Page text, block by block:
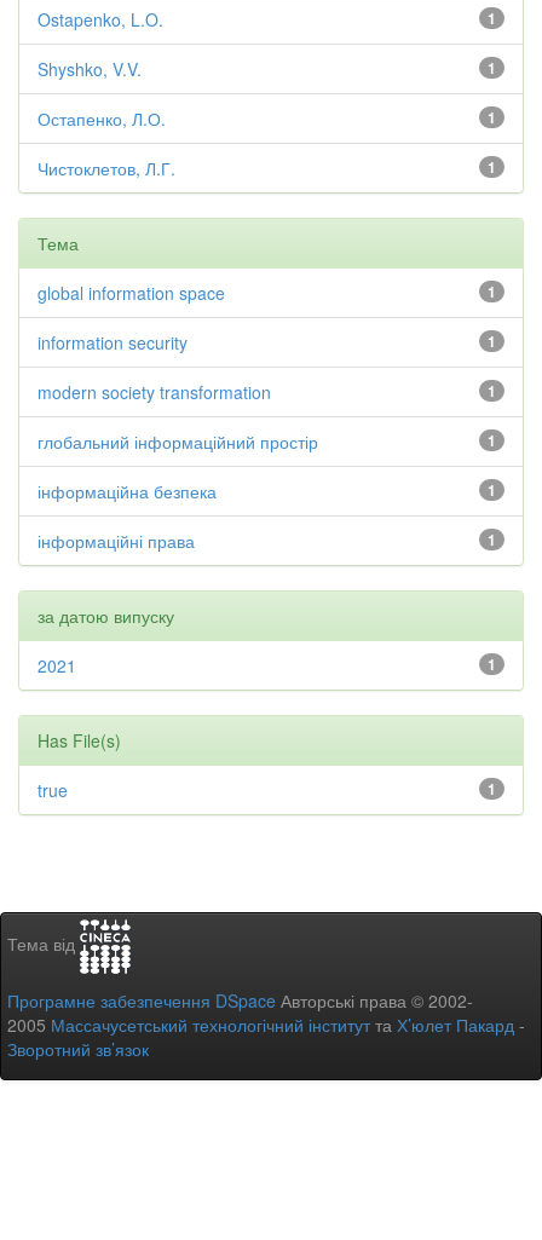
1
Ostapenko, L.O.
1
Shyshko, V.V.
1
Остапенко, Л.О.
1
Чистоклетов, Л.Г.
Тема
1
global information space
1
information security
1
modern society transformation
1
глобальний інформаційний простір
1
інформаційна безпека
1
інформаційні права
за датою випуску
1
2021
Has File(s)
1
true
Тема від
Програмне забезпечення DSpace Авторські права © 2002-
2005 Массачусетський технологічний інститутта Х’юлет Пакард -
Зворотний зв’язок